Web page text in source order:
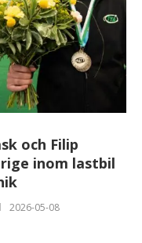
och Filip
inom lastbil
2026-05-08